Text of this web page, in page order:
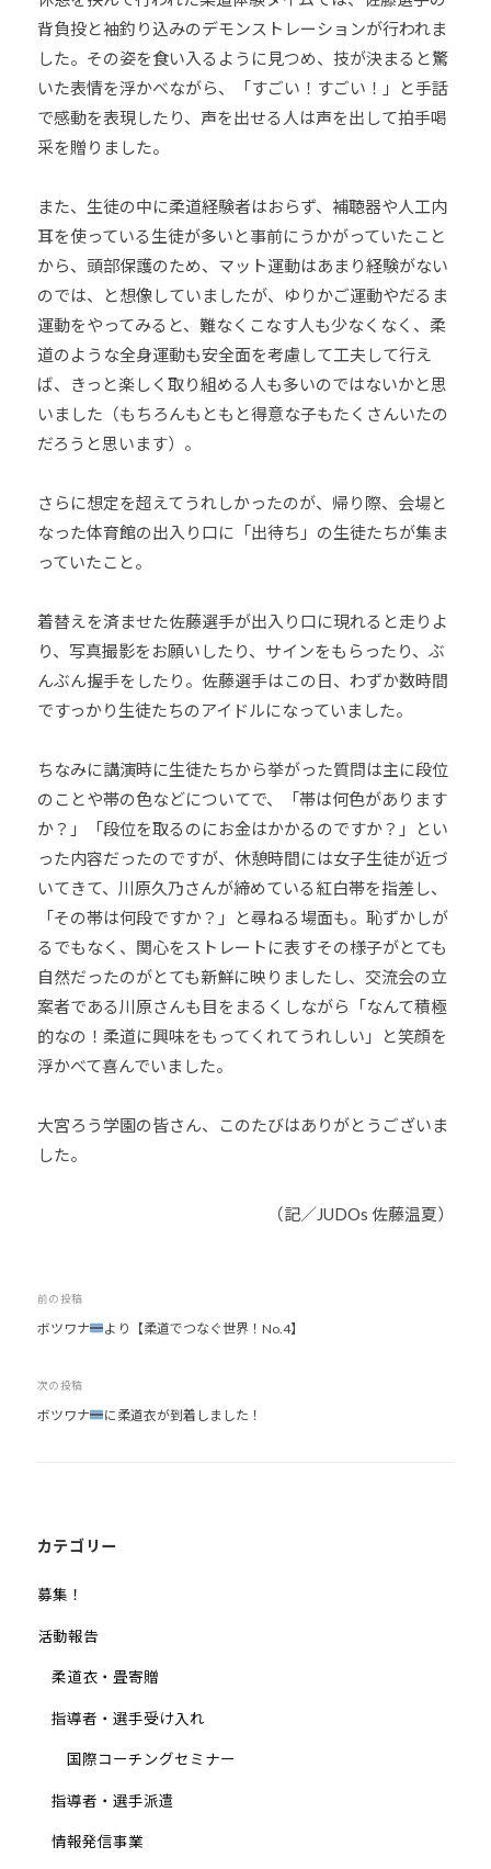
背負投と袖釣り込みのデモンストレーションが行われま
した。その姿を食い入るように見つめ、技が決まると驚
いた表情を浮かべながら、「すごい！すごい！」と手話
で感動を表現したり、声を出せる人は声を出して拍手喝
采を贈りました。
また、生徒の中に柔道経験者はおらず、補聴器や人工内
耳を使っている生徒が多いと事前にうかがっていたこと
から、頭部保護のため、マット運動はあまり経験がない
のでは、と想像していましたが、ゆりかご運動やだるま
運動をやってみると、難なくこなす人も少なくなく、柔
道のような全身運動も安全面を考慮して工夫して行え
ば、きっと楽しく取り組める人も多いのではないかと思
いました（もちろんもともと得意な子もたくさんいたの
だろうと思います）。
さらに想定を超えてうれしかったのが、帰り際、会場と
なった体育館の出入り口に「出待ち」の生徒たちが集ま
っていたこと。
着替えを済ませた佐藤選手が出入り口に現れると走りよ
り、写真撮影をお願いしたり、サインをもらったり、ぶ
んぶん握手をしたり。佐藤選手はこの日、わずか数時間
ですっかり生徒たちのアイドルになっていました。
ちなみに講演時に生徒たちから挙がった質問は主に段位
のことや帯の色などについてで、「帯は何色があります
か？」「段位を取るのにお金はかかるのですか？」とい
った内容だったのですが、休憩時間には女子生徒が近づ
いてきて、川原久乃さんが締めている紅白帯を指差し、
「その帯は何段ですか？」と尋ねる場面も。恥ずかしが
るでもなく、関心をストレートに表すその様子がとても
自然だったのがとても新鮮に映りましたし、交流会の立
案者である川原さんも目をまるくしながら「なんて積極
的なの！柔道に興味をもってくれてうれしい」と笑顔を
浮かべて喜んでいました。
大宮ろう学園の皆さん、このたびはありがとうございま
した。
（記／JUDOs 佐藤温夏）
投
稿
ビ
ゲ
ン
前の投稿
ボツワナ より【柔道でつなぐ世界！No.4】
次の投稿
ボツワナ に柔道衣が到着しました！
カテゴリー
募集！
活動報告
柔道衣・畳寄贈
指導者・選手受け入れ
国際コーチングセミナー
指導者・選手派遣
情報発信事業